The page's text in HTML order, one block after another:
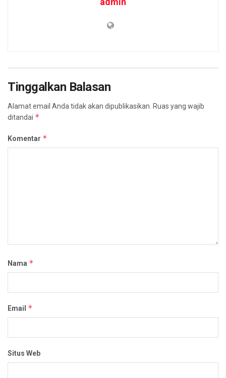
Tinggalkan Balasan
Alamat email Anda tidak akan dipublikasikan. Ruas yang wajib
ditandai *
Komentar *
Nama *
Email *
Situs Web